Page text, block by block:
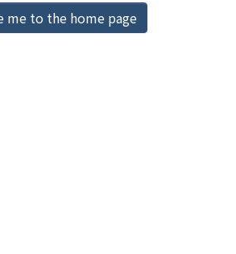
me to the home page